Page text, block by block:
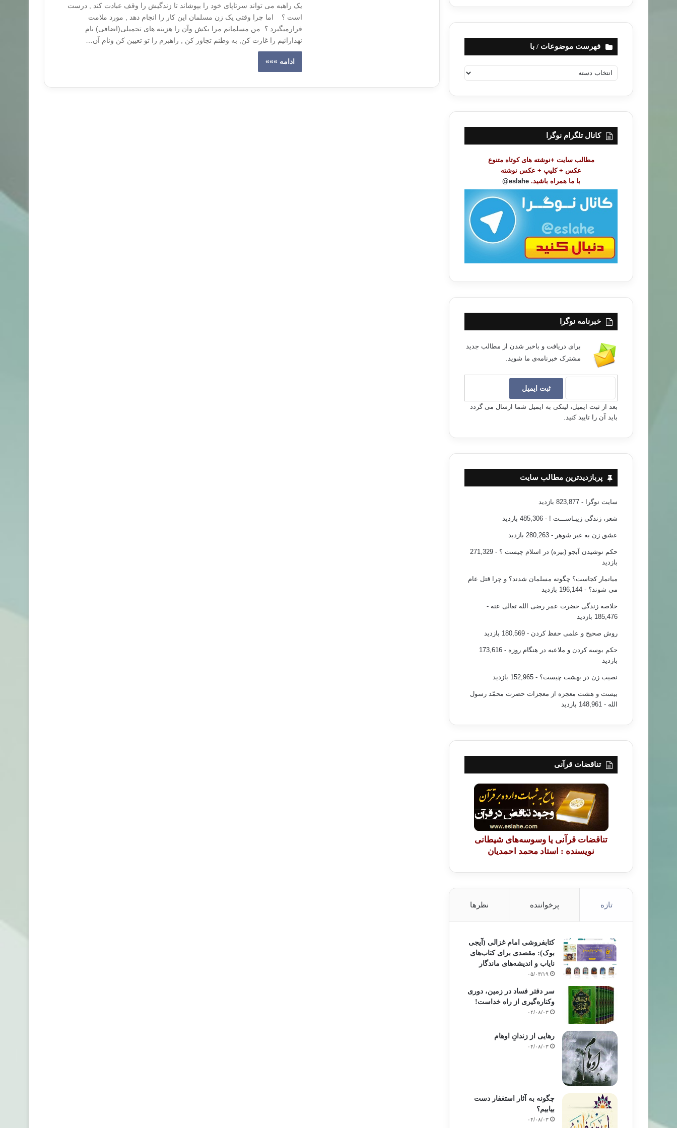
یک راهبه می تواند سرتاپای خود را بپوشاند تا زندگیش را وقف عبادت کند , درست
است ؟ اما چرا وقتی یک زن مسلمان این کار را انجام دهد , مورد ملامت
قرارمیگیرد ؟ من مسلمانم مرا بکش وآن را هزینه های تحمیلی(اضافی) نام
نهدارائیم را غارت کن, به وطنم تجاوز کن , راهبرم را تو تعیین کن ونام آن…
ادامه »»»
فهرست موضوعات / با
ه
ت
ض
کانال تلگرام نوگرا
مطالب سایت +نوشته های کوتاه متنوع
عکس + کلیپ + عکس نوشته
با ما همراه باشید. eslahe@
خبرنامه نوگرا
برای دریافت و باخبر شدن از مطالب جدید
مشترک خبرنامه‌ی ما شوید.
بعد از ثبت ایمیل، لینکی به ایمیل شما ارسال می گردد
باید آن را تایید کنید.
پربازدیدترین مطالب سایت
سایت نوگرا - 823,877 بازدید
شعر، زندگی زیبـاســـت ! - 485,306 بازدید
عشق زن به غیر شوهر - 280,263 بازدید
حکم نوشیدن آبجو (بیره) در اسلام چیست ؟
- 271,329
بازدید
میانمار کجاست؟ چگونه مسلمان شدند؟ و چرا قتل عام
می شوند؟ - 196,144 بازدید
خلاصه زندگی حضرت عمر رضی الله تعالی عنه -
185,476 بازدید
روش صحیح و علمی حفظ کردن - 180,569 بازدید
حکم بوسه کردن و ملاعبه در هنگام روزه
- 173,616
بازدید
نصیب زن در بهشت چیست؟ - 152,965 بازدید
بیست و هشت معجزه از معجزات حضرت محمّد رسول
الله - 148,961 بازدید
تناقضات قرآنی
تناقضات قرآنی یا وسوسه‌های شیطانی
نویسنده : استاد محمد احمدیان
تازه پرخواننده نظرها
کتابفروشی امام غزالی (آیجی
بوک): مقصدی برای کتاب‌های
نایاب و اندیشه‌های ماندگار
۰۵/۰۳/۱۹
سر دفتر فساد در زمین‌، دوری
وکناره‌گیری از راه خداست‌!
۰۴/۰۸/۰۳
رهایی از زندانِ اوهام
۰۴/۰۸/۰۳
چگونه به آثار استغفار دست
بیابیم؟
۰۴/۰۸/۰۳